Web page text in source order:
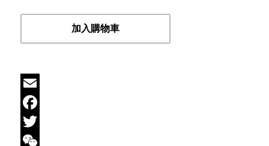
加入購物車
Email
Facebook
Twitter